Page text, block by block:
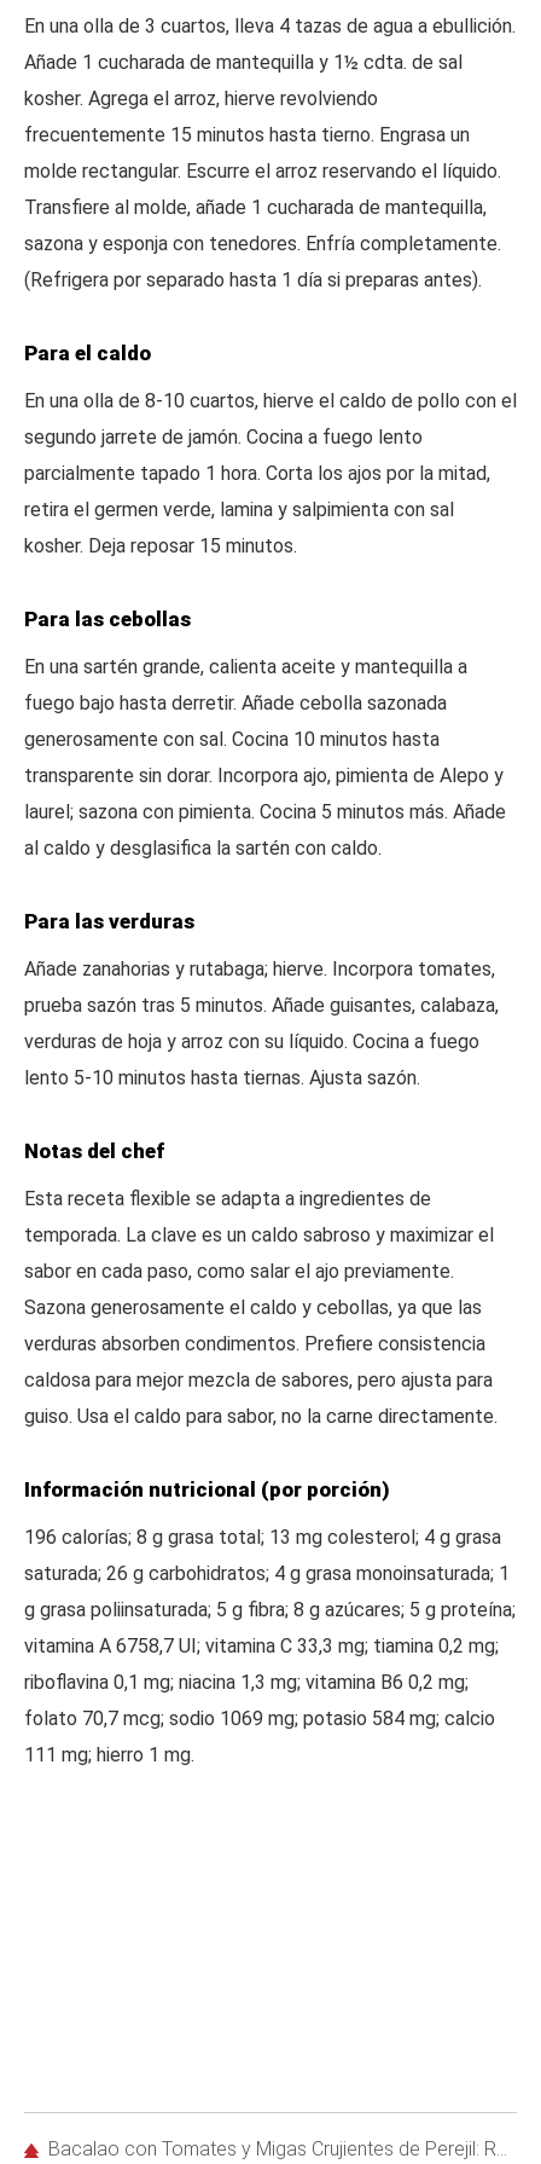
En una olla de 3 cuartos, lleva 4 tazas de agua a ebullición.
Añade 1 cucharada de mantequilla y 1½ cdta. de sal
kosher. Agrega el arroz, hierve revolviendo
frecuentemente 15 minutos hasta tierno. Engrasa un
molde rectangular. Escurre el arroz reservando el líquido.
Transfiere al molde, añade 1 cucharada de mantequilla,
sazona y esponja con tenedores. Enfría completamente.
(Refrigera por separado hasta 1 día si preparas antes).
Para el caldo
En una olla de 8-10 cuartos, hierve el caldo de pollo con el
segundo jarrete de jamón. Cocina a fuego lento
parcialmente tapado 1 hora. Corta los ajos por la mitad,
retira el germen verde, lamina y salpimienta con sal
kosher. Deja reposar 15 minutos.
Para las cebollas
En una sartén grande, calienta aceite y mantequilla a
fuego bajo hasta derretir. Añade cebolla sazonada
generosamente con sal. Cocina 10 minutos hasta
transparente sin dorar. Incorpora ajo, pimienta de Alepo y
laurel; sazona con pimienta. Cocina 5 minutos más. Añade
al caldo y desglasifica la sartén con caldo.
Para las verduras
Añade zanahorias y rutabaga; hierve. Incorpora tomates,
prueba sazón tras 5 minutos. Añade guisantes, calabaza,
verduras de hoja y arroz con su líquido. Cocina a fuego
lento 5-10 minutos hasta tiernas. Ajusta sazón.
Notas del chef
Esta receta flexible se adapta a ingredientes de
temporada. La clave es un caldo sabroso y maximizar el
sabor en cada paso, como salar el ajo previamente.
Sazona generosamente el caldo y cebollas, ya que las
verduras absorben condimentos. Prefiere consistencia
caldosa para mejor mezcla de sabores, pero ajusta para
guiso. Usa el caldo para sabor, no la carne directamente.
Información nutricional (por porción)
196 calorías; 8 g grasa total; 13 mg colesterol; 4 g grasa
saturada; 26 g carbohidratos; 4 g grasa monoinsaturada; 1
g grasa poliinsaturada; 5 g fibra; 8 g azúcares; 5 g proteína;
vitamina A 6758,7 UI; vitamina C 33,3 mg; tiamina 0,2 mg;
riboflavina 0,1 mg; niacina 1,3 mg; vitamina B6 0,2 mg;
folato 70,7 mcg; sodio 1069 mg; potasio 584 mg; calcio
111 mg; hierro 1 mg.
Bacalao con Tomates y Migas Crujientes de Perejil: Receta Fácil y Deliciosa